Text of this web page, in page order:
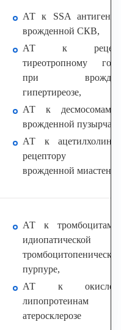
АТ к SSA антигену
врожденной СКВ,
АТ к
тиреотропному
при
гипертиреозе,
АТ к десмосомам
врожденной
АТ к
рецептору
врожденной
АТ к тромбоцитам
идиопатической
тромбоцитопенической
пурпуре,
АТ к
липопротеинам
атеросклерозе